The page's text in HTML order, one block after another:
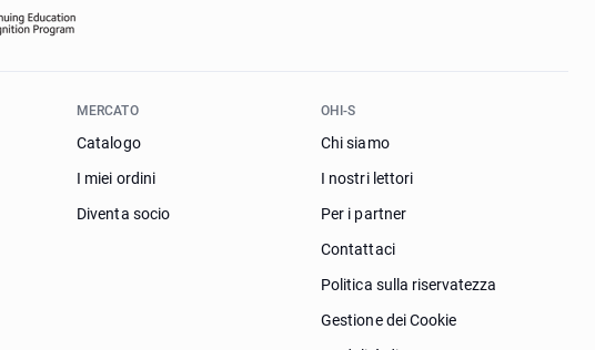
MERCATO
Catalogo
I miei ordini
Diventa socio
OHI-S
Chi siamo
I nostri lettori
Per i partner
Contattaci
Politica sulla riservatezza
Gestione dei Cookie